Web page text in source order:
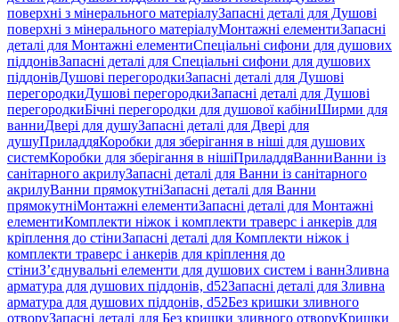
поверхні з мінерального матеріалуЗапасні деталі для Душові
поверхні з мінерального матеріалуМонтажні елементиЗапасні
деталі для Монтажні елементиСпеціальні сифони для душових
піддонівЗапасні деталі для Спеціальні сифони для душових
піддонівДушові перегородкиЗапасні деталі для Душові
перегородкиДушові перегородкиЗапасні деталі для Душові
перегородкиБічні перегородки для душової кабіниШирми для
ванниДвері для душуЗапасні деталі для Двері для
душуПриладдяКоробки для зберігання в ніші для душових
системКоробки для зберігання в нішіПриладдяВанниВанни із
санітарного акрилуЗапасні деталі для Ванни із санітарного
акрилуВанни прямокутніЗапасні деталі для Ванни
прямокутніМонтажні елементиЗапасні деталі для Монтажні
елементиКомплекти ніжок і комплекти траверс і анкерів для
кріплення до стіниЗапасні деталі для Комплекти ніжок і
комплекти траверс і анкерів для кріплення до
стіниЗ’єднувальні елементи для душових систем і ваннЗливна
арматура для душових піддонів, d52Запасні деталі для Зливна
арматура для душових піддонів, d52Без кришки зливного
отворуЗапасні деталі для Без кришки зливного отворуКришки